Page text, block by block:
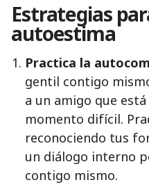
Estrategias
autoestima
Practica la
gentil contigo
a un amigo que
momento difícil.
reconociendo tus
un diálogo interno
contigo mismo.